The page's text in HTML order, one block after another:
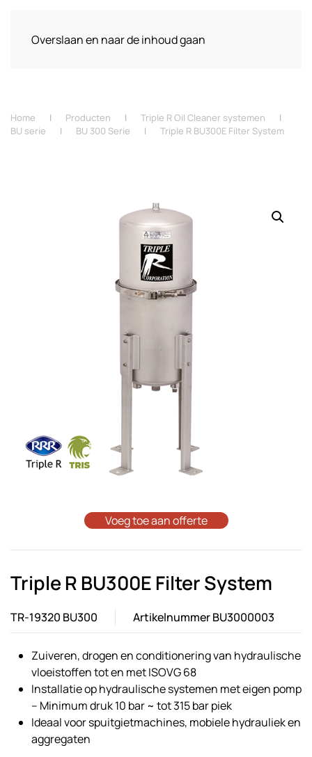
Overslaan en naar de inhoud gaan
Home Producten
Triple R Oil Cleaner systemen
BU serie
BU 300 Serie Triple R BU300E Filter System
Voeg toe aan offerte
Triple R BU300E Filter System
TR-19320 BU300 Artikelnummer BU3000003
Zuiveren, drogen en conditionering van hydraulische
vloeistoffen tot en met ISOVG 68
Installatie op hydraulische systemen met eigen pomp
– Minimum druk 10 bar ~ tot 315 bar piek
Ideaal voor spuitgietmachines, mobiele hydrauliek en
aggregaten